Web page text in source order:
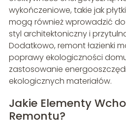
wykończeniowe, takie jak
mogą również wprowadzić
styl architektoniczny i
Dodatkowo, remont łazienki
poprawy ekologiczności
zastosowanie
ekologicznych materiałów.
Jakie Elementy
Remontu?